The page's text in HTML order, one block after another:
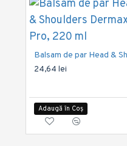
24,64 lei
Adaugă în Coș